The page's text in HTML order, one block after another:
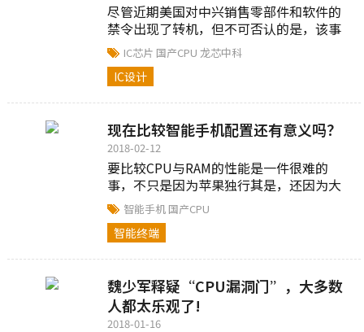
尽管近期美国对中兴销售零部件和软件的
禁令出现了转机，但不可否认的是，该事
件已经在中国半导体行业敲响了警钟，加
强自主研发，掌握核心技术，尽快实现芯
片...
IC芯片 国产CPU龙芯中科
IC设计
现在比较智能手机配置还有意义吗？
2018-02-12
要比较CPU与RAM的性能是一件很难的
事，不只是因为苹果独行其是，还因为大
多Android旗舰手机的GPU和RAM配置基本
一样。你根本不用看配置，就知道...
智能手机 国产CPU
智能终端
魏少军释疑“CPU漏洞门”，大多数
人都太乐观了!
2018-01-16